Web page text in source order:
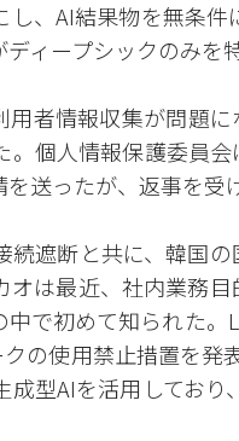
、AI結果物を無条
ィープシックのみを
者情報収集が問題に
個人情報保護委員
送ったが、返事を受
遮断と共に、韓国
は最近、社内業務
で初めて知られた。
の使用禁止措置を発
型AIを活用しており